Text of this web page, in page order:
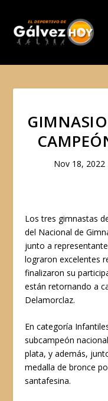
Nov 18, 2022
Los tres gimnastas
del Nacional de
junto a
lograron excelentes
finalizaron su
están retornando a
Delamorclaz.
En categoría
subcampeón
plata, y además,
medalla de bronce
santafesina.